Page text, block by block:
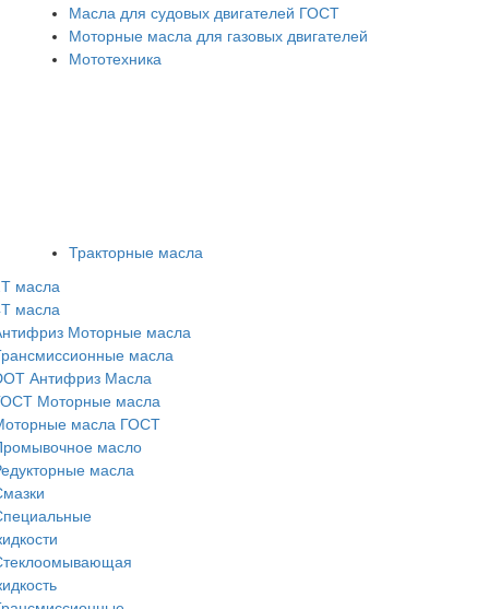
Масла для судовых двигателей ГОСТ
Моторные масла для газовых двигателей
Мототехника
Тракторные масла
масла
масла
Моторные масла
масла
Антифриз Масла
Моторные масла
масла ГОСТ
масло
масла